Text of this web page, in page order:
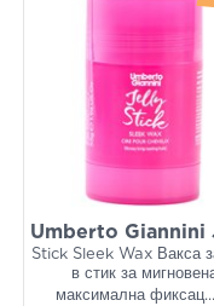
Umberto Giannini
Stick Sleek Wax Вакса
в стик за
максимална фиксац...